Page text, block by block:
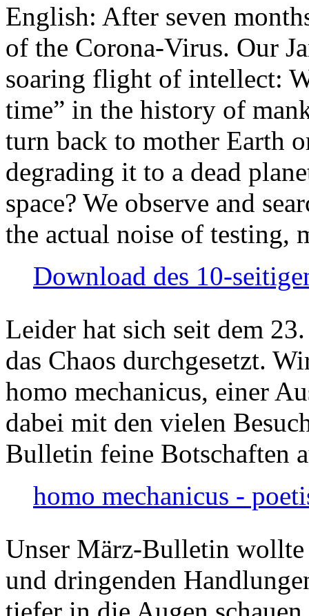
English: After seven
of the Corona-Virus. Our
soaring flight of intellect:
time” in the history of
turn back to mother Earth
degrading it to a dead
space? We observe and
the actual noise of testing,
Download des 10-
Leider hat sich seit dem
das Chaos durchgesetzt.
homo mechanicus, einer
dabei mit den vielen
Bulletin feine Botschaften
homo mechanicus -
Unser März-Bulletin
und dringenden